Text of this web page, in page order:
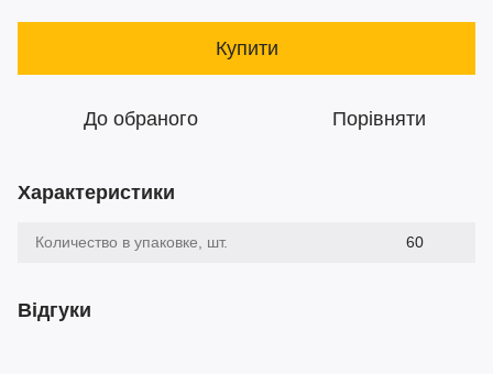
Купити
До обраного Порівняти
Характеристики
Количество в упаковке, шт. 60
Відгуки